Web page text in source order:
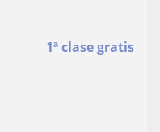
1ª clase gratis